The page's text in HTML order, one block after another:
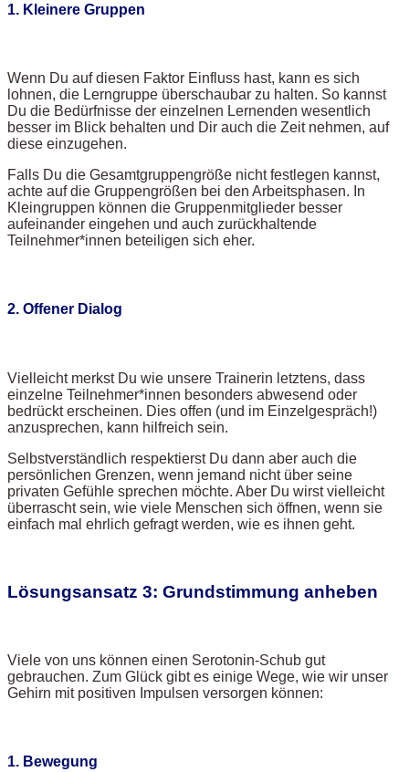
1. Kleinere Gruppen
Wenn Du auf diesen Faktor Einfluss hast, kann es sich
lohnen, die Lerngruppe überschaubar zu halten. So kannst
Du die Bedürfnisse der einzelnen Lernenden wesentlich
besser im Blick behalten und Dir auch die Zeit nehmen, auf
diese einzugehen.
Falls Du die Gesamtgruppengröße nicht festlegen kannst,
achte auf die Gruppengrößen bei den Arbeitsphasen. In
Kleingruppen können die Gruppenmitglieder besser
aufeinander eingehen und auch zurückhaltende
Teilnehmer*innen beteiligen sich eher.
2. Offener Dialog
Vielleicht merkst Du wie unsere Trainerin letztens, dass
einzelne Teilnehmer*innen besonders abwesend oder
bedrückt erscheinen. Dies offen (und im Einzelgespräch!)
anzusprechen, kann hilfreich sein.
Selbstverständlich respektierst Du dann aber auch die
persönlichen Grenzen, wenn jemand nicht über seine
privaten Gefühle sprechen möchte. Aber Du wirst vielleicht
überrascht sein, wie viele Menschen sich öffnen, wenn sie
einfach mal ehrlich gefragt werden, wie es ihnen geht.
Lösungsansatz 3: Grundstimmung anheben
Viele von uns können einen Serotonin-Schub gut
gebrauchen. Zum Glück gibt es einige Wege, wie wir unser
Gehirn mit positiven Impulsen versorgen können:
1. Bewegung